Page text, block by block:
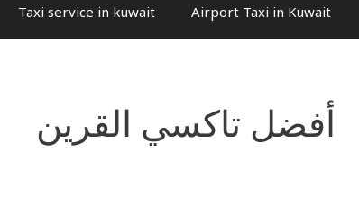
Taxi service in kuwait Airport Taxi in Kuwait
أفضل تاكسي القرين